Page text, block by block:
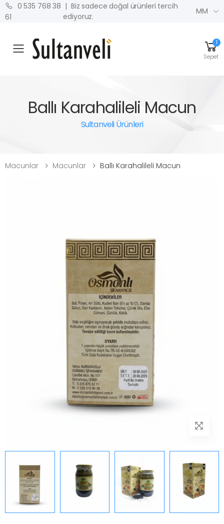
0 535 768 38
61
| Biz sadece doğal ürünleri tercih
ediyoruz.
MM
MENU
1
Sepet
Ballı Karahalileli Macun
Sultanveli Ürünleri
Macunlar Macunlar Ballı Karahalileli Macun